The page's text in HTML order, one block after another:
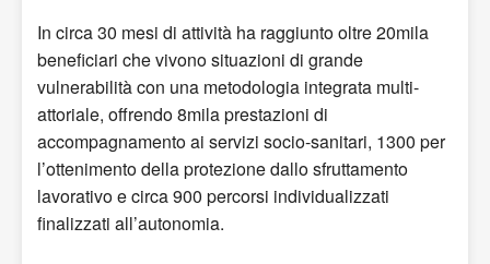
In circa 30 mesi di attività ha raggiunto oltre 20mila
beneficiari che vivono situazioni di grande
vulnerabilità con una metodologia integrata multi-
attoriale, offrendo 8mila prestazioni di
accompagnamento ai servizi socio-sanitari, 1300 per
l’ottenimento della protezione dallo sfruttamento
lavorativo e circa 900 percorsi individualizzati
finalizzati all’autonomia.